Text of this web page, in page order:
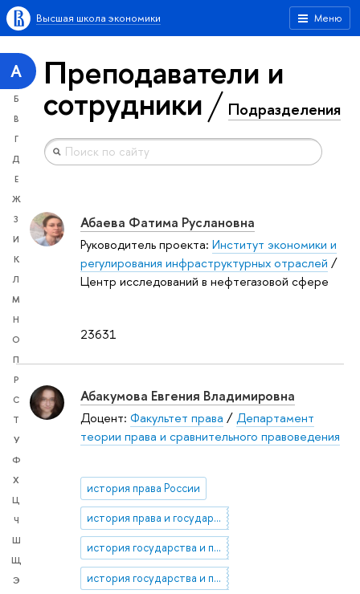
Меню
Высшая школа экономики
А
Б
В
Г
Д
Е
Ж
З
И
К
Л
М
Н
О
П
Р
С
Т
У
Ф
Х
Ц
Ч
Ш
Щ
Э
Преподаватели и
сотрудники Подразделения
23631
Абаева Фатима Руслановна
Руководитель проекта: Институт экономики и
регулирования инфраструктурных отраслей /
Центр исследований в нефтегазовой сфере
Абакумова Евгения Владимировна
Доцент: Факультет права /Департамент
теории права и сравнительного правоведения
история права России
история права и государства России
история государства и права советской России
история государства и права позднеимперской России